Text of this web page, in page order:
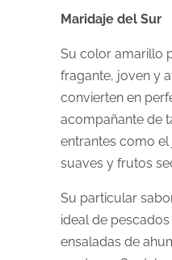
Maridaje del Sur
Su color amarillo
fragante, joven y
convierten en
acompañante de
entrantes como
suaves y frutos
Su particular
ideal de
ensaladas de